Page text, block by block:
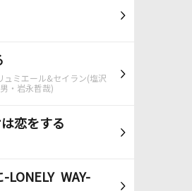
ュミエール&セイラン(塩沢
・岩永哲哉)
恋をする
LONELY WAY-